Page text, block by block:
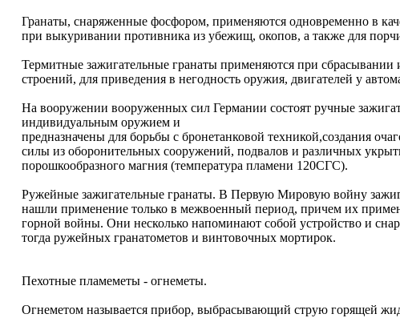
Гранаты, снаряженные фосфором, применяются одновременно в
при выкуривании противника из убежищ, окопов, а также для
Термитные зажигательные гранаты применяются при
строений, для приведения в негодность оружия, двигателей у
На вооружении вооруженных сил Германии состоят ручные
индивидуальным оружием и
предназначены для борьбы с бронетанковой техникой,создания
силы из оборонительных сооружений, подвалов и различных
порошкообразного магния (температура пламени 120СГС).
Ружейные зажигательные гранаты. В Первую Мировую войну
нашли применение только в межвоенный период, причем их
горной войны. Они несколько напоминают собой устройство и
тогда ружейных гранатометов и винтовочных мортирок.
Пехотные пламеметы - огнеметы.
Огнеметом называется прибор, выбрасывающий струю горящей